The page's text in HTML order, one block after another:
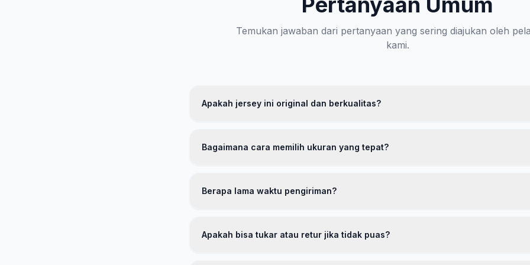
Temukan jawaban dari pertanyaan yang sering diajukan oleh
kami.
Apakah jersey ini original dan berkualitas?
ketat sebelum dikirimkan ke pelanggan. Kami juga memberikan garansi 30 hari
Bagaimana cara memilih ukuran yang tepat?
kami. Jika ragu, Anda bisa memilih satu ukuran lebih besar. Kami juga menyediakan
Berapa lama waktu pengiriman?
kirim berlaku untuk seluruh wilayah Indonesia dengan minimal pembelian tertentu.
Apakah bisa tukar atau retur jika tidak puas?